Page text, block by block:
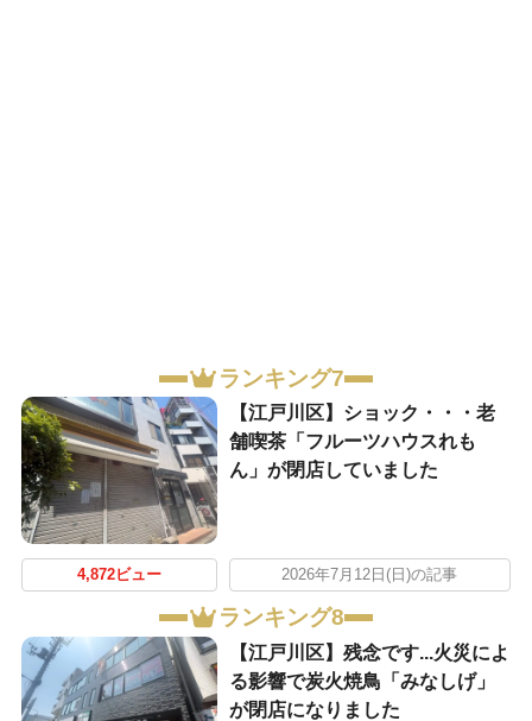
ランキング7
【江戸川区】ショック・・・老
舗喫茶「フルーツハウスれも
ん」が閉店していました
4,872ビュー 2026年7月12日(日)の記事
ランキング8
【江戸川区】残念です...火災によ
る影響で炭火焼鳥「みなしげ」
が閉店になりました